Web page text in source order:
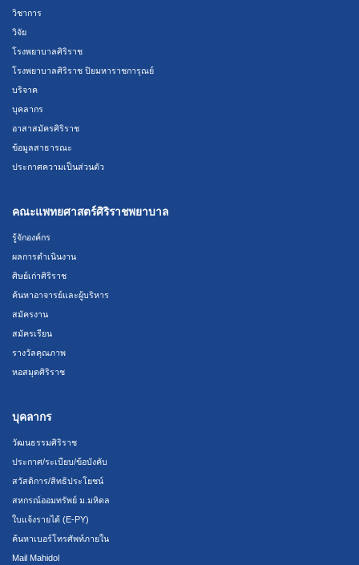
วิชาการ
วิจัย
โรงพยาบาลศิริราช
โรงพยาบาลศิริราช ปิยมหาราชการุณย์
บริจาค
บุคลากร
อาสาสมัครศิริราช
ข้อมูลสาธารณะ
ประกาศความเป็นส่วนตัว
คณะแพทยศาสตร์ศิริราชพยาบาล
รู้จักองค์กร
ผลการดำเนินงาน
ศิษย์เก่าศิริราช
ค้นหาอาจารย์และผู้บริหาร
สมัครงาน
สมัครเรียน
รางวัลคุณภาพ
หอสมุดศิริราช
บุคลากร
วัฒนธรรมศิริราช
ประกาศ/ระเบียบ/ข้อบังคับ
สวัสดิการ/สิทธิประโยชน์
สหกรณ์ออมทรัพย์ ม.มหิดล
ใบแจ้งรายได้ (E-PY)
ค้นหาเบอร์โทรศัพท์ภายใน
Mail Mahidol